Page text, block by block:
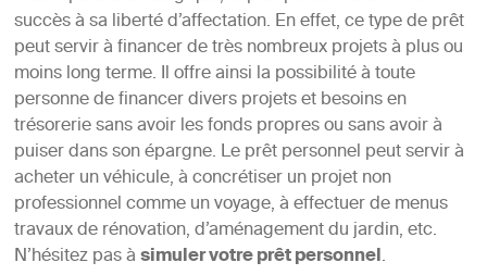
succès à sa liberté d’affectation. En effet, ce type de prêt
peut servir à financer de très nombreux projets à plus ou
moins long terme. Il offre ainsi la possibilité à toute
personne de financer divers projets et besoins en
trésorerie sans avoir les fonds propres ou sans avoir à
puiser dans son épargne. Le prêt personnel peut servir à
acheter un véhicule, à concrétiser un projet non
professionnel comme un voyage, à effectuer de menus
travaux de rénovation, d’aménagement du jardin, etc.
N’hésitez pas àsimuler votre prêt personnel.